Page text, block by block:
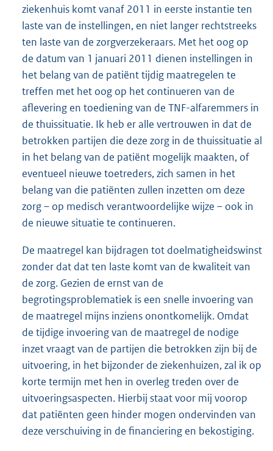
ziekenhuis komt vanaf 2011 in eerste instantie ten
laste van de instellingen, en niet langer rechtstreeks
ten laste van de zorgverzekeraars. Met het oog op
de datum van 1 januari 2011 dienen instellingen in
het belang van de patiënt tijdig maatregelen te
treffen met het oog op het continueren van de
aflevering en toediening van de TNF-alfaremmers in
de thuissituatie. Ik heb er alle vertrouwen in dat de
betrokken partijen die deze zorg in de thuissituatie al
in het belang van de patiënt mogelijk maakten, of
eventueel nieuwe toetreders, zich samen in het
belang van die patiënten zullen inzetten om deze
zorg – op medisch verantwoordelijke wijze – ook in
de nieuwe situatie te continueren.
De maatregel kan bijdragen tot doelmatigheidswinst
zonder dat dat ten laste komt van de kwaliteit van
de zorg. Gezien de ernst van de
begrotingsproblematiek is een snelle invoering van
de maatregel mijns inziens onontkomelijk. Omdat
de tijdige invoering van de maatregel de nodige
inzet vraagt van de partijen die betrokken zijn bij de
uitvoering, in het bijzonder de ziekenhuizen, zal ik op
korte termijn met hen in overleg treden over de
uitvoeringsaspecten. Hierbij staat voor mij voorop
dat patiënten geen hinder mogen ondervinden van
deze verschuiving in de financiering en bekostiging.